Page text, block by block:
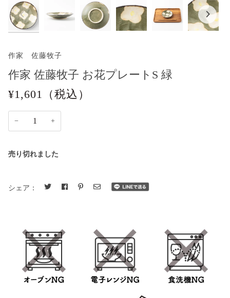
作家 佐藤牧子
作家 佐藤牧子 お花プレートS 緑
¥1,601 （税込）
− +
売り切れました
シェア：